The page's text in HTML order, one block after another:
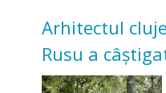
Arhitectul
Rusu a
transformarea